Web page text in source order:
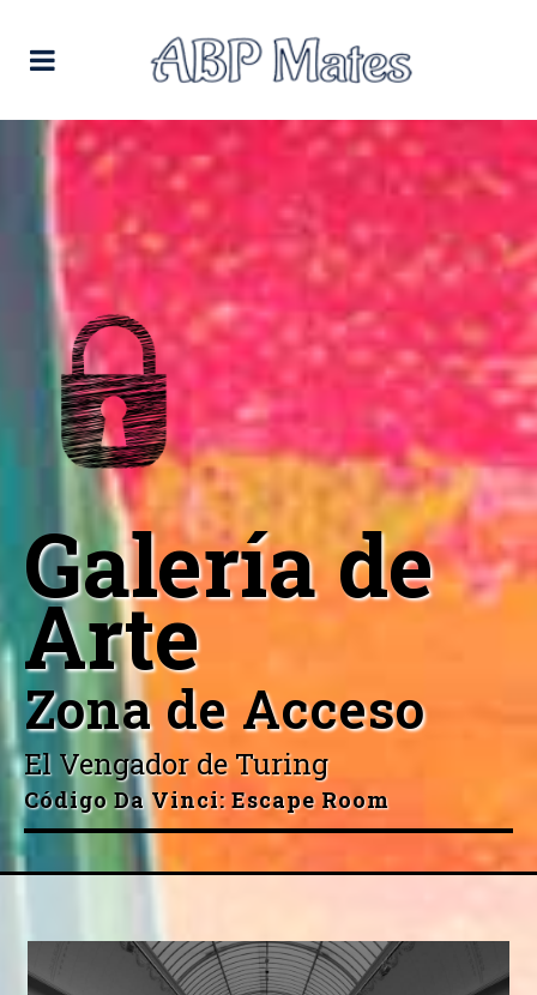
Galería de
Arte
Zona de Acceso
El Vengador de Turing
Código Da Vinci: Escape Room
Bienvenido